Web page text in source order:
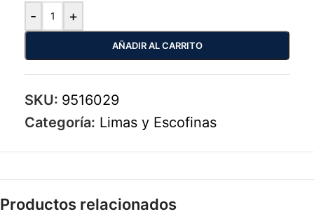
- +
AÑADIR AL CARRITO
SKU: 9516029
Categoría: Limas y Escofinas
Productos relacionados